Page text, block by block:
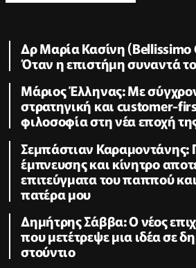
Δρ Μαρία Κασίνη (Bellissimo
Όταν η επιστήμη συναντά το
Μάριος Έλληνας: Με
στρατηγική και customer-
φιλοσοφία στη νέα εποχή
Σεμπάστιαν Καραμοντάνης:
έμπνευσης και κίνητρο
επιτεύγματα του παππού
πατέρα μου
Δημήτρης Σάββα: Ο νέος
που μετέτρεψε μια ιδέα σε
στούντιο